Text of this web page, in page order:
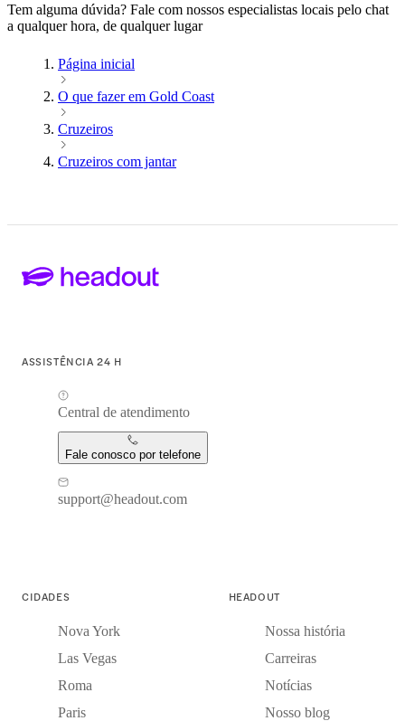
Tem alguma dúvida? Fale com nossos especialistas locais pelo chat
a qualquer hora, de qualquer lugar
Página inicial
O que fazer em Gold Coast
Cruzeiros
Cruzeiros com jantar
ASSISTÊNCIA 24 H
Central de atendimento
Fale conosco por telefone
support@headout.com
CIDADES
Nova York
Las Vegas
Roma
Paris
HEADOUT
Nossa história
Carreiras
Notícias
Nosso blog